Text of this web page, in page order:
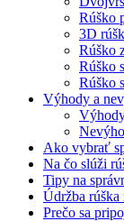
Rúško
3D
Rúško
Rúško
Rúško
Výhody a
Ako vybrať
Na čo slúži
Tipy na
Údržba rúška
Prečo sa